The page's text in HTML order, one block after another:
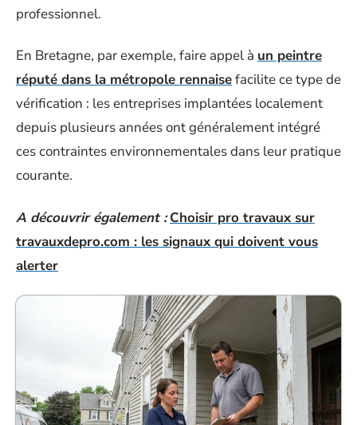
professionnel.
En Bretagne, par exemple, faire appel à un peintre
réputé dans la métropole rennaisefacilite ce type de
vérification : les entreprises implantées localement
depuis plusieurs années ont généralement intégré
ces contraintes environnementales dans leur pratique
courante.
A découvrir également : Choisir pro travaux sur
travauxdepro.com : les signaux qui doivent vous
alerter